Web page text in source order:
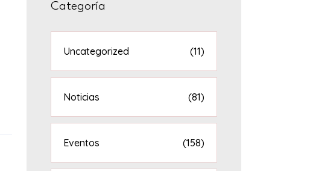
Categoría
Uncategorized (11)
Noticias (81)
Eventos (158)